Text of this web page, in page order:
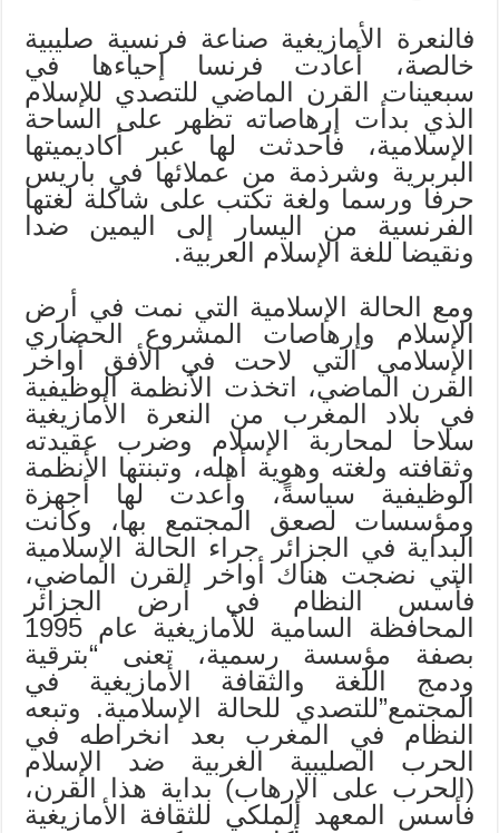
فالنعرة الأمازيغية صناعة فرنسية صليبية
خالصة، أعادت فرنسا إحياءها في
سبعينات القرن الماضي للتصدي للإسلام
الذي بدأت إرهاصاته تظهر على الساحة
الإسلامية، فأحدثت لها عبر أكاديميتها
البربرية وشرذمة من عملائها في باريس
حرفا ورسما ولغة تكتب على شاكلة لغتها
الفرنسية من اليسار إلى اليمين ضدا
ونقيضا للغة الإسلام العربية.
ومع الحالة الإسلامية التي نمت في أرض
الإسلام وإرهاصات المشروع الحضاري
الإسلامي التي لاحت في الأفق أواخر
القرن الماضي، اتخذت الأنظمة الوظيفية
في بلاد المغرب من النعرة الأمازيغية
سلاحا لمحاربة الإسلام وضرب عقيدته
وثقافته ولغته وهوية أهله، وتبنتها الأنظمة
الوظيفية سياسةً، وأعدت لها أجهزة
ومؤسسات لصعق المجتمع بها، وكانت
البداية في الجزائر جراء الحالة الإسلامية
التي نضجت هناك أواخر القرن الماضي،
فأسس النظام في أرض الجزائر
المحافظة السامية للأمازيغية عام 1995
بصفة مؤسسة رسمية، تعنى “بترقية
ودمج اللغة والثقافة الأمازيغية في
المجتمع”للتصدي للحالة الإسلامية. وتبعه
النظام في المغرب بعد انخراطه في
الحرب الصليبية الغربية ضد الإسلام
(الحرب على الإرهاب) بداية هذا القرن،
فأسس المعهد الملكي للثقافة الأمازيغية